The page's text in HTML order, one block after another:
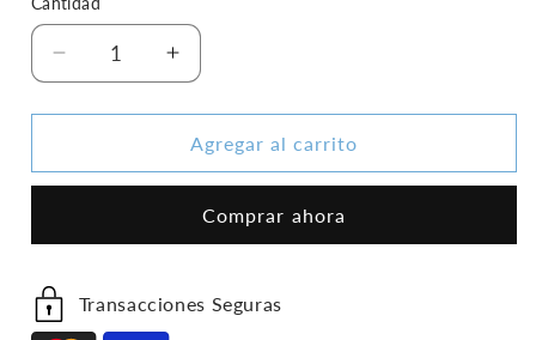
Cantidad
Reducir
cantidad
para
Busca
Interior
Aumentar
cantidad
para
En
Busca
Hogar
Interior
Agregar al carrito
Comprar ahora
Transacciones Seguras